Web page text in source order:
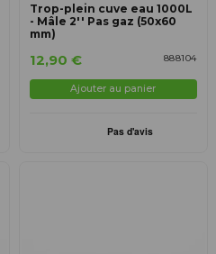
Trop-plein cuve eau 1000L
- Mâle 2'' Pas gaz (50x60
mm)
888104
12,90 €
Ajouter au panier